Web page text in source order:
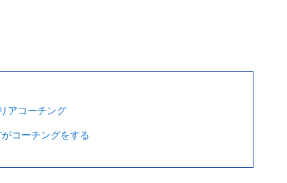
アコーチング
コーチングをする